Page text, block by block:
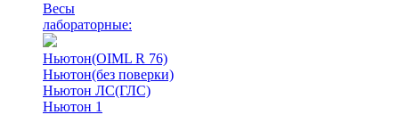
Весы
лабораторные:
Ньютон(OIML R 76)
Ньютон(без поверки)
Ньютон ЛС(ГЛС)
Ньютон 1